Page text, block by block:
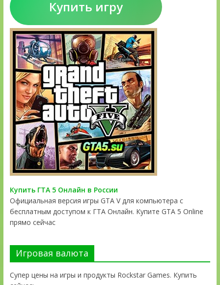
Купить игру
Купить ГТА 5 Онлайн в России
Официальная версия игры GTA V для компьютера с
бесплатным доступом к ГТА Онлайн. Купите GTA 5 Online
прямо сейчас
Игровая валюта
Супер цены на игры и продукты Rockstar Games. Купить